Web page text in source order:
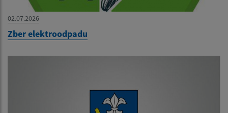
02.07.2026
Zber elektroodpadu